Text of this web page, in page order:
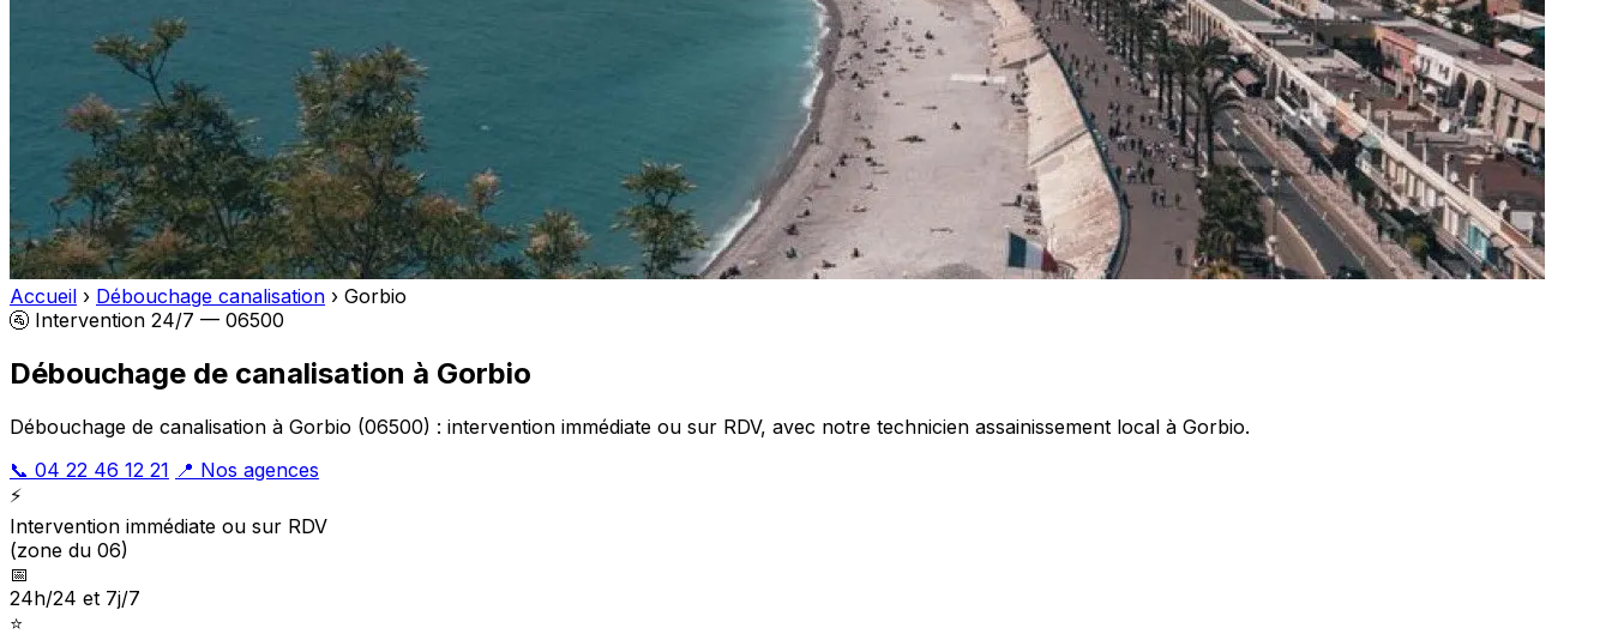
Accueil › Débouchage canalisation › Gorbio
🚰 Intervention 24/7 — 06500
Débouchage de canalisation à Gorbio
Débouchage de canalisation à Gorbio (06500) : intervention immédiate ou sur RDV, avec notre technicien assainissement local à Gorbio.
📞 04 22 46 12 21 📍 Nos agences
⚡
Intervention immédiate ou sur RDV
(zone du 06)
📅
24h/24 et 7j/7
⭐